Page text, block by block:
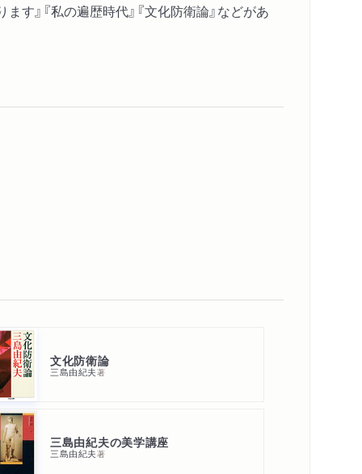
す』『私の遍歴時代』『文化防衛論』などがあ
文化防衛論
三島由紀夫著
三島由紀夫の美学講座
三島由紀夫著